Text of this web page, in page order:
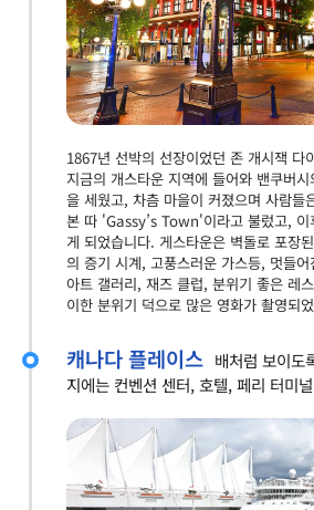
1867년 선박의 선장이었던 존 개시잭 다
지금의 개스타운 지역에 들어와 밴쿠버
을 세웠고, 차츰 마을이 커졌으며 사람들
본 따 'Gassy’s Town'이라고 불렀고,
게 되었습니다. 게스타운은 벽돌로 포장
의 증기 시계, 고풍스러운 가스등, 멋들
아트 갤러리, 재즈 클럽, 분위기 좋은 레
이한 분위기 덕으로 많은 영화가 촬영되
캐나다 플레이스 배처럼 보이도
지에는 컨벤션 센터, 호텔, 페리 터미